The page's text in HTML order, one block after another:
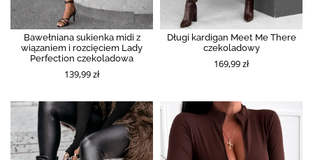
Bawełniana sukienka midi z
wiązaniem i rozcięciem Lady
Perfection czekoladowa
139,99 zł
Długi kardigan Meet Me There
czekoladowy
169,99 zł